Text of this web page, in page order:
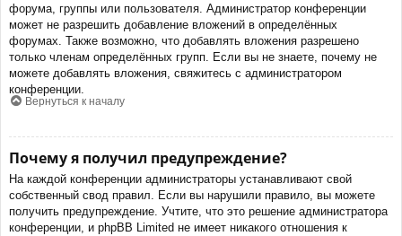
форума, группы или пользователя. Администратор конференции
может не разрешить добавление вложений в определённых
форумах. Также возможно, что добавлять вложения разрешено
только членам определённых групп. Если вы не знаете, почему не
можете добавлять вложения, свяжитесь с администратором
конференции.
Вернуться к началу
Почему я получил предупреждение?
На каждой конференции администраторы устанавливают свой
собственный свод правил. Если вы нарушили правило, вы можете
получить предупреждение. Учтите, что это решение администратора
конференции, и phpBB Limited не имеет никакого отношения к